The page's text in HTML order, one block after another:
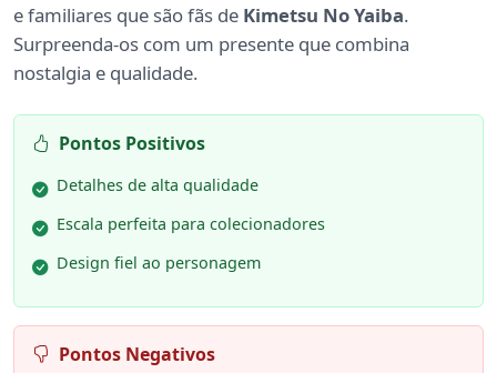
e familiares que são fãs de Kimetsu No Yaiba.
Surpreenda-os com um presente que combina
nostalgia e qualidade.
Pontos Positivos
Detalhes de alta qualidade
Escala perfeita para colecionadores
Design fiel ao personagem
Pontos Negativos